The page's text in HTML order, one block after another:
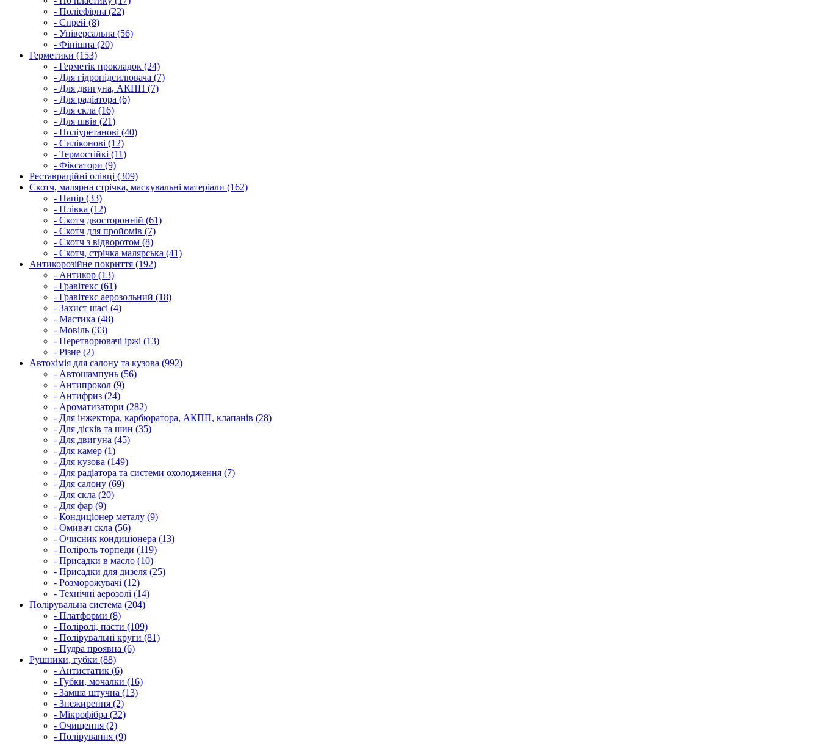
- Поліефірна (22)
- Спрей (8)
- Універсальна (56)
- Фінішна (20)
Герметики (153)
- Герметік прокладок (24)
- Для гідропідсилювача (7)
- Для двигуна, АКПП (7)
- Для радіатора (6)
- Для скла (16)
- Для швів (21)
- Поліуретанові (40)
- Силіконові (12)
- Термостійкі (11)
- Фіксатори (9)
Реставраційні олівці (309)
Скотч, малярна стрічка, маскувальні матеріали (162)
- Папір (33)
- Плівка (12)
- Скотч двосторонній (61)
- Скотч для пройомів (7)
- Скотч з відворотом (8)
- Скотч, стрічка малярська (41)
Антикорозійне покриття (192)
- Антикор (13)
- Гравітекс (61)
- Гравітекс аерозольний (18)
- Захист шасі (4)
- Мастика (48)
- Мовіль (33)
- Перетворювачі іржі (13)
- Різне (2)
Автохімія для салону та кузова (992)
- Автошампунь (56)
- Антипрокол (9)
- Антифриз (24)
- Ароматизатори (282)
- Для інжектора, карбюратора, АКПП, клапанів (28)
- Для дісків та шин (35)
- Для двигуна (45)
- Для камер (1)
- Для кузова (149)
- Для радіатора та системи охолодження (7)
- Для салону (69)
- Для скла (20)
- Для фар (9)
- Кондиціонер металу (9)
- Омивач скла (56)
- Очисник кондиціонера (13)
- Поліроль торпеди (119)
- Присадки в масло (10)
- Присадки для дизеля (25)
- Розморожувачі (12)
- Технічні аерозолі (14)
Полірувальна система (204)
- Платформи (8)
- Поліролі, пасти (109)
- Полірувальні круги (81)
- Пудра проявна (6)
Рушники, губки (88)
- Антистатик (6)
- Губки, мочалки (16)
- Замша штучна (13)
- Знежирення (2)
- Мікрофібра (32)
- Очищення (2)
- Полірування (9)